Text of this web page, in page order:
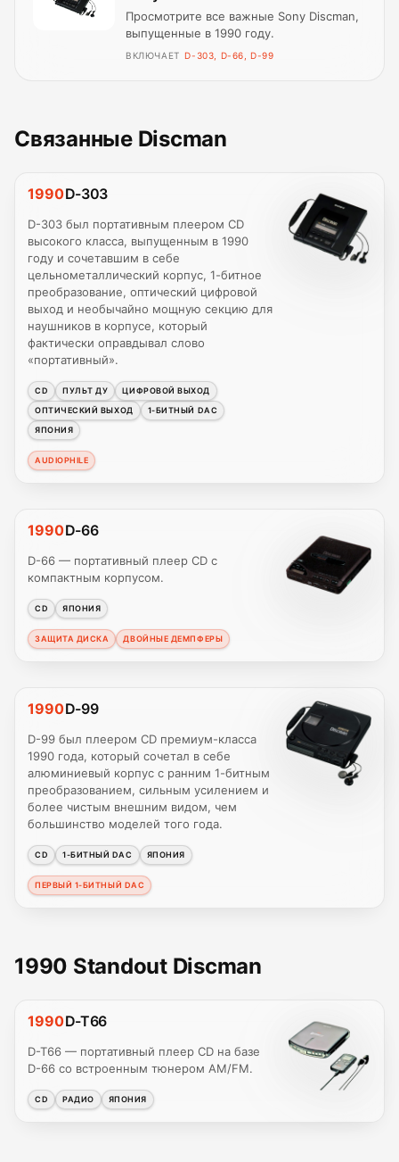
Просмотрите все важные Sony Discman,
выпущенные в 1990 году.
ВКЛЮЧАЕТ D-303, D-66, D-99
Связанные Discman
1990D-303
D-303 был портативным плеером CD
высокого класса, выпущенным в 1990
году и сочетавшим в себе
цельнометаллический корпус, 1-битное
преобразование, оптический цифровой
выход и необычайно мощную секцию для
наушников в корпусе, который
фактически оправдывал слово
«портативный».
CD ПУЛЬТ ДУ
ЦИФРОВОЙ ВЫХОД
ОПТИЧЕСКИЙ ВЫХОД
1-БИТНЫЙ DAC
ЯПОНИЯ
AUDIOPHILE
1990D-66
D-66 — портативный плеер CD с
компактным корпусом.
CD ЯПОНИЯ
ЗАЩИТА ДИСКА ДВОЙНЫЕ ДЕМПФЕРЫ
1990D-99
D-99 был плеером CD премиум-класса
1990 года, который сочетал в себе
алюминиевый корпус с ранним 1-битным
преобразованием, сильным усилением и
более чистым внешним видом, чем
большинство моделей того года.
CD 1-БИТНЫЙ DAC ЯПОНИЯ
ПЕРВЫЙ 1-БИТНЫЙ DAC
1990 Standout Discman
1990D-T66
D-T66 — портативный плеер CD на базе
D-66 со встроенным тюнером AM/FM.
CD РАДИО ЯПОНИЯ